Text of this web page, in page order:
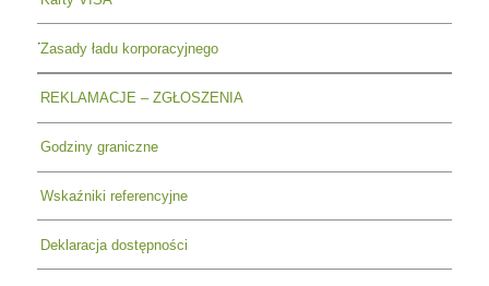
Zasady ładu korporacyjnego
REKLAMACJE – ZGŁOSZENIA
Godziny graniczne
Wskaźniki referencyjne
Deklaracja dostępności